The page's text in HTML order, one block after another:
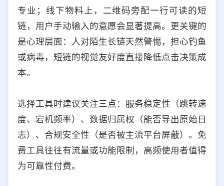
专业；线下物料上，二维码旁配一行可读的短
链，用户手动输入的意愿会显著提高。更关键的
是心理层面：人对陌生长链天然警惕，担心钓鱼
或病毒，短链的视觉友好度直接降低点击决策成
本。
选择工具时建议关注三点：服务稳定性（跳转速
度、宕机频率）、数据归属权（能否导出原始日
志）、合规安全性（是否被主流平台屏蔽）。免
费工具往往有流量或功能限制，高频使用者值得
为可靠性付费。